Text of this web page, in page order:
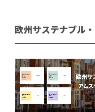
欧州サステナブル